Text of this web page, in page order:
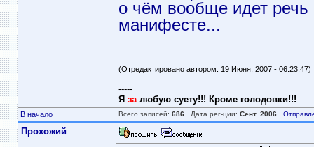
о чём вообще идет речь
манифесте...
(Отредактировано автором: 19 Июня, 2007 - 06:23:47)
-----
Я залюбую суету!!! Кроме голодовки!!!
В начало Всего записей: 686Дата рег-ции: Сент. 2006
Прохожий